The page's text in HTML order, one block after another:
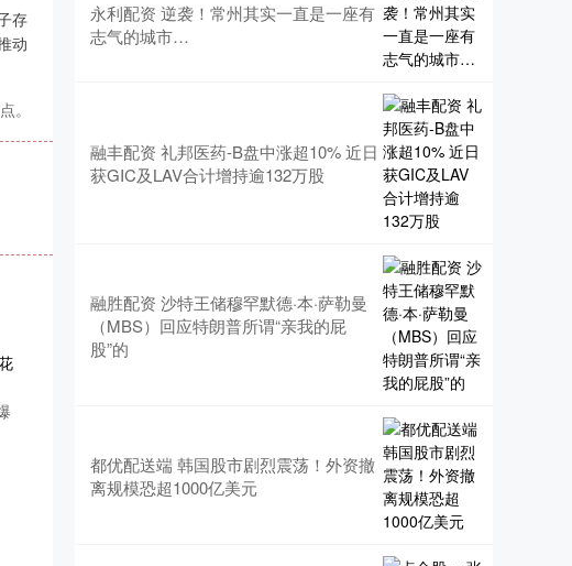
存
动
。
永利配资 逆袭！常州其实一直是一座有
志气的城市…
融丰配资 礼邦医药-B盘中涨超10% 近日
获GIC及LAV合计增持逾132万股
融胜配资 沙特王储穆罕默德·本·萨勒曼
（MBS）回应特朗普所谓“亲我的屁
股”的
都优配送端 韩国股市剧烈震荡！外资撤
离规模恐超1000亿美元